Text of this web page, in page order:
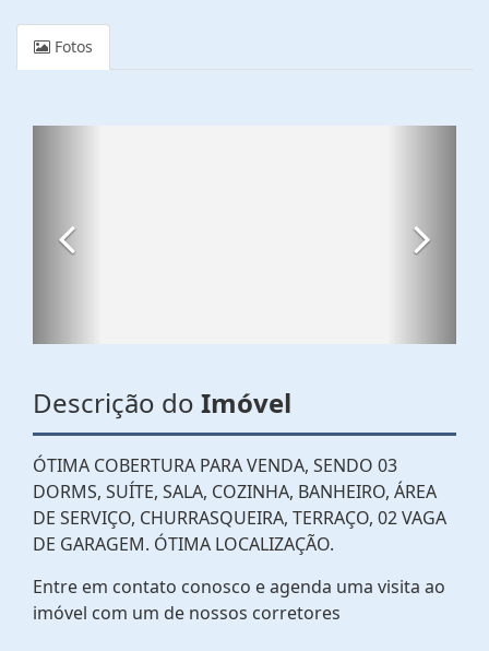
Fotos
Descrição do Imóvel
ÓTIMA COBERTURA PARA VENDA, SENDO 03
DORMS, SUÍTE, SALA, COZINHA, BANHEIRO, ÁREA
DE SERVIÇO, CHURRASQUEIRA, TERRAÇO, 02 VAGA
DE GARAGEM. ÓTIMA LOCALIZAÇÃO.
Entre em contato conosco e agenda uma visita ao
imóvel com um de nossos corretores